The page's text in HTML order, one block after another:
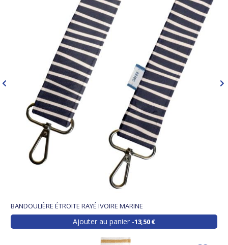
BANDOULIÈRE ÉTROITE RAYÉ IVOIRE MARINE
Ajouter au panier 13,50 €